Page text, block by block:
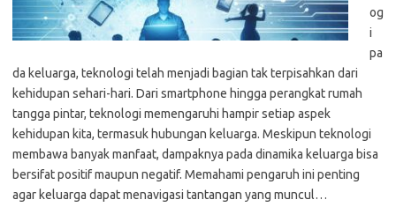
og
i
pa
da keluarga, teknologi telah menjadi bagian tak terpisahkan dari
kehidupan sehari-hari. Dari smartphone hingga perangkat rumah
tangga pintar, teknologi memengaruhi hampir setiap aspek
kehidupan kita, termasuk hubungan keluarga. Meskipun teknologi
membawa banyak manfaat, dampaknya pada dinamika keluarga bisa
bersifat positif maupun negatif. Memahami pengaruh ini penting
agar keluarga dapat menavigasi tantangan yang muncul…